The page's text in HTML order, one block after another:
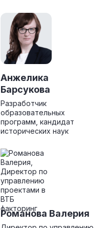
Анжелика
Барсукова
Разработчик
образовательных
программ, кандидат
исторических наук
Романова Валерия